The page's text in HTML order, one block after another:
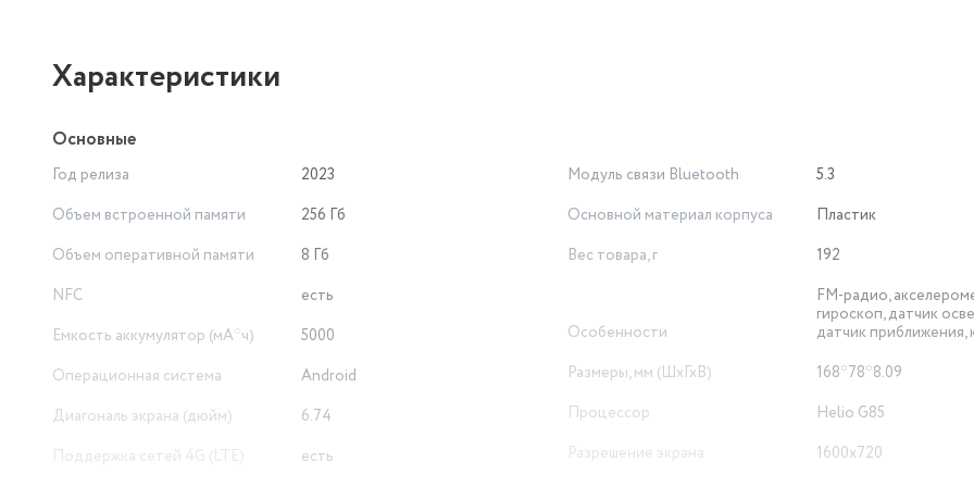
Характеристики
Основные
Год релиза
2023
Объем встроенной памяти
256 Гб
Объем оперативной памяти
8 Гб
NFC
есть
Емкость аккумулятор (мА*ч)
5000
Операционная система
Android
Диагональ экрана (дюйм)
6.74
Поддержка сетей 4G (LTE)
есть
Модуль связи Bluetooth
5.3
Основной материал корпуса
Пластик
Вес товара, г
192
Особенности
FM-радио,
гироскоп, датчик
датчик приближения,
Размеры, мм (ШхГхВ)
168*78*8.09
Процессор
Helio G85
Разрешение экрана
1600x720